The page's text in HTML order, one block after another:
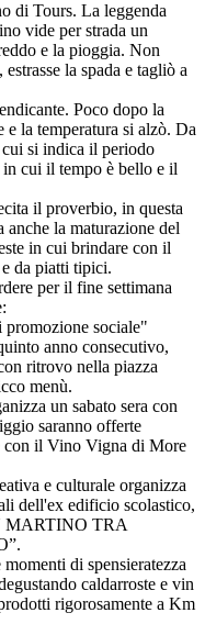
di Tours. La leggenda
vide per strada un
e la pioggia. Non
la spada e tagliò a
Poco dopo la
la temperatura si alzò. Da
si indica il periodo
cui il tempo è bello e il
il proverbio, in questa
anche la maturazione del
in cui brindare con il
da piatti tipici.
per il fine settimana
sociale"
anno consecutivo,
ritrovo nella piazza
menù.
un sabato sera con
saranno offerte
con il Vino Vigna di More
e culturale organizza
dell'ex edificio scolastico,
MARTINO TRA
di spensieratezza
caldarroste e vin
rigorosamente a Km